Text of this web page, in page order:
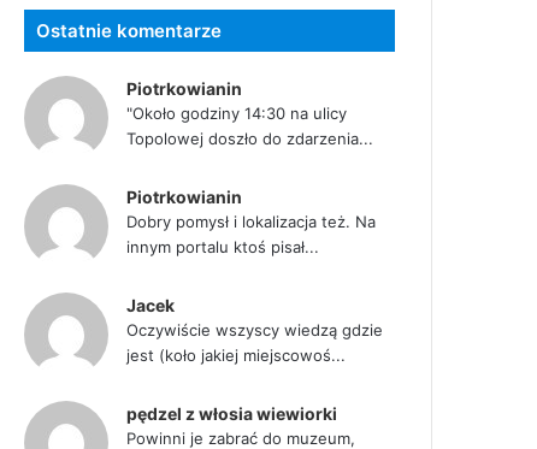
Ostatnie komentarze
Piotrkowianin
"Około godziny 14:30 na ulicy
Topolowej doszło do zdarzenia...
Piotrkowianin
Dobry pomysł i lokalizacja też. Na
innym portalu ktoś pisał...
Jacek
Oczywiście wszyscy wiedzą gdzie
jest (koło jakiej miejscowoś...
pędzel z włosia wiewiorki
Powinni je zabrać do muzeum,